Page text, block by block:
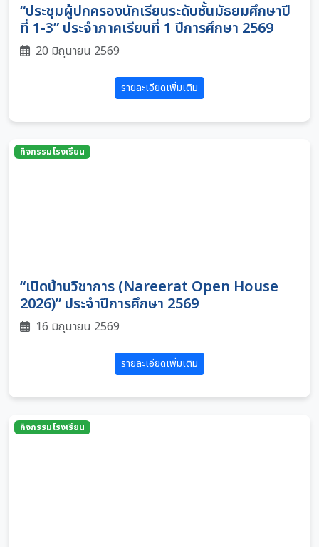
“ประชุมผู้ปกครองนักเรียนระดับชั้นมัธยมศึกษาปี
ที่ 1-3” ประจำภาคเรียนที่ 1 ปีการศึกษา 2569
20 มิถุนายน 2569
รายละเอียดเพิ่มเติม
กิจกรรมโรงเรียน
“เปิดบ้านวิชาการ (Nareerat Open House
2026)” ประจำปีการศึกษา 2569
16 มิถุนายน 2569
รายละเอียดเพิ่มเติม
กิจกรรมโรงเรียน